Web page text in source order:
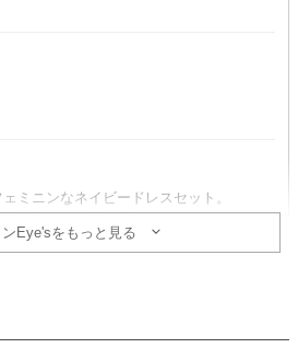
ミニンなネイビードレスセット。
で合わせ、統一感のあるコーディネート
Eye'sをもっと見る